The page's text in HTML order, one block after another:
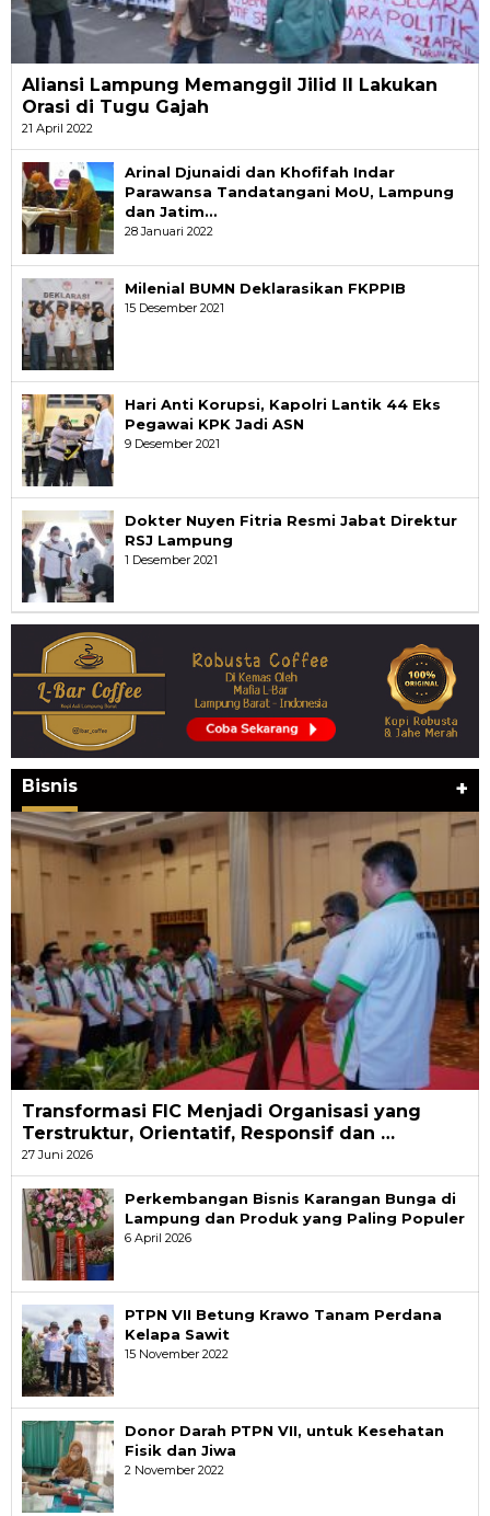
Aliansi Lampung Memanggil Jilid II Lakukan
Orasi di Tugu Gajah
21 April 2022
Arinal Djunaidi dan Khofifah Indar
Parawansa Tandatangani MoU, Lampung
dan Jatim…
28 Januari 2022
Milenial BUMN Deklarasikan FKPPIB
15 Desember 2021
Hari Anti Korupsi, Kapolri Lantik 44 Eks
Pegawai KPK Jadi ASN
9 Desember 2021
Dokter Nuyen Fitria Resmi Jabat Direktur
RSJ Lampung
1 Desember 2021
Bisnis +
Transformasi FIC Menjadi Organisasi yang
Terstruktur, Orientatif, Responsif dan …
27 Juni 2026
Perkembangan Bisnis Karangan Bunga di
Lampung dan Produk yang Paling Populer
6 April 2026
PTPN VII Betung Krawo Tanam Perdana
Kelapa Sawit
15 November 2022
Donor Darah PTPN VII, untuk Kesehatan
Fisik dan Jiwa
2 November 2022